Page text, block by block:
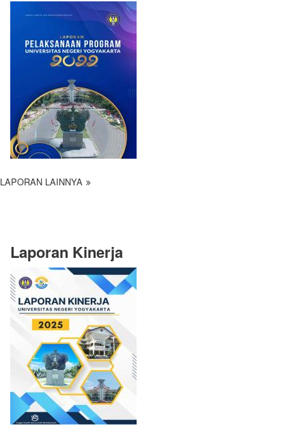
LAPORAN LAINNYA
Laporan Kinerja